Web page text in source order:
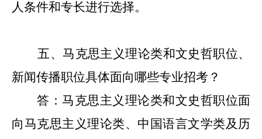
人条件和专长进行选择。
五、马克思主义理论类和文史哲职位、
新闻传播职位具体面向哪些专业招考？
答：马克思主义理论类和文史哲职位面
向马克思主义理论类、中国语言文学类及历